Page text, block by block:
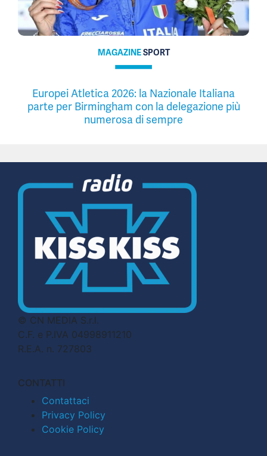
MAGAZINESPORT
Europei Atletica 2026: la Nazionale Italiana
parte per Birmingham con la delegazione più
numerosa di sempre
© CN MEDIA S.r.l.
C.F. e P.IVA 04998911210
R.E.A. n. 727803
CONTATTI
Contattaci
Privacy Policy
Cookie Policy